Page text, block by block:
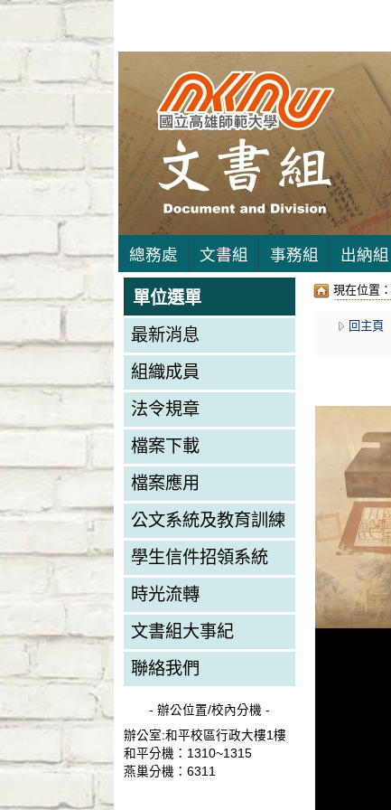
總務處 文書組 事務組 出納組
單位選單
最新消息
組織成員
法令規章
檔案下載
檔案應用
公文系統及教育訓練
學生信件招領系統
時光流轉
文書組大事紀
聯絡我們
- 辦公位置/校內分機 -
辦公室:和平校區行政大樓1樓
和平分機：1310~1315
燕巢分機：6311
現在位置：
回主頁